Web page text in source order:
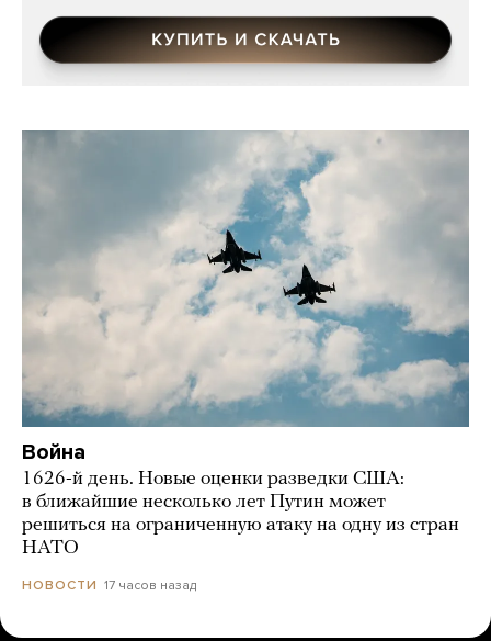
Война
1626-й день. Новые оценки разведки США:
в ближайшие несколько лет Путин может
решиться на ограниченную атаку на одну из стран
НАТО
НОВОСТИ 17 часов назад